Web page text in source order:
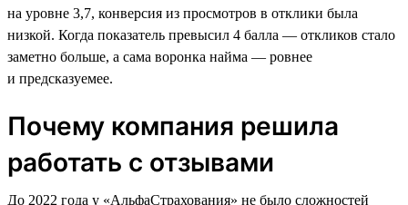
на уровне 3,7, конверсия из просмотров в отклики была
низкой. Когда показатель превысил 4 балла — откликов стало
заметно больше, а сама воронка найма — ровнее
и предсказуемее.
Почему компания решила
работать с отзывами
До 2022 года у «АльфаСтрахования» не было сложностей